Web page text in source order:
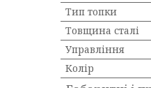
Тип топки
Товщина сталі
Управління
Колір